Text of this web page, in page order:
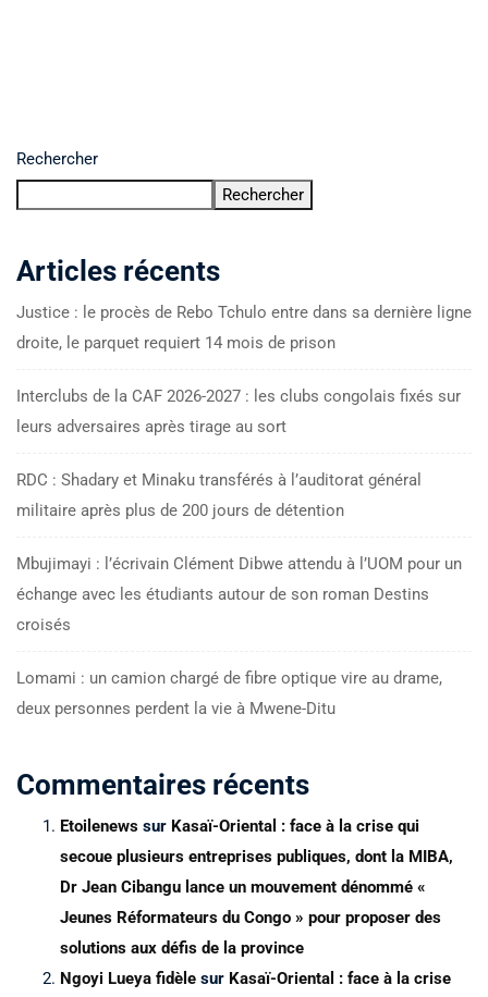
Rechercher
Rechercher
Articles récents
Justice : le procès de Rebo Tchulo entre dans sa dernière ligne
droite, le parquet requiert 14 mois de prison
Interclubs de la CAF 2026-2027 : les clubs congolais fixés sur
leurs adversaires après tirage au sort
RDC : Shadary et Minaku transférés à l’auditorat général
militaire après plus de 200 jours de détention
Mbujimayi : l’écrivain Clément Dibwe attendu à l’UOM pour un
échange avec les étudiants autour de son roman Destins
croisés
Lomami : un camion chargé de fibre optique vire au drame,
deux personnes perdent la vie à Mwene-Ditu
Commentaires récents
Etoilenews sur Kasaï-Oriental : face à la crise qui
secoue plusieurs entreprises publiques, dont la MIBA,
Dr Jean Cibangu lance un mouvement dénommé «
Jeunes Réformateurs du Congo » pour proposer des
solutions aux défis de la province
Ngoyi Lueya fidèle sur Kasaï-Oriental : face à la crise